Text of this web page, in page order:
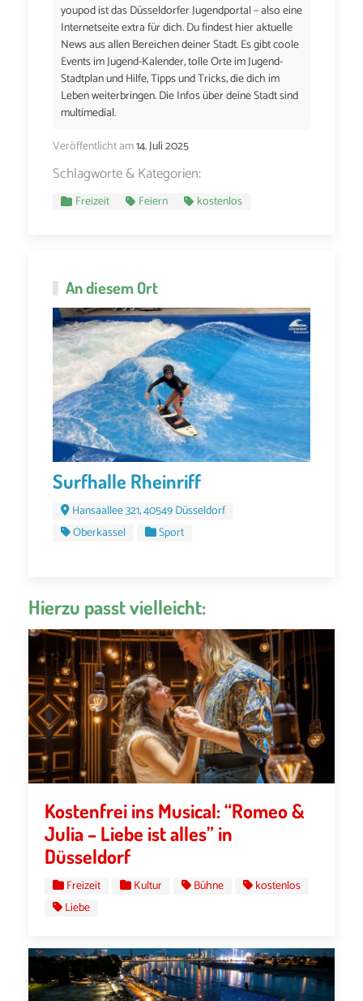
youpod ist das Düsseldorfer Jugendportal – also eine
Internetseite extra für dich. Du findest hier aktuelle
News aus allen Bereichen deiner Stadt. Es gibt coole
Events im Jugend-Kalender, tolle Orte im Jugend-
Stadtplan und Hilfe, Tipps und Tricks, die dich im
Leben weiterbringen. Die Infos über deine Stadt sind
multimedial.
Veröffentlicht am14. Juli 2025
Schlagworte & Kategorien:
Freizeit Feiern kostenlos
An diesem Ort
Surfhalle Rheinriff
Hansaallee 321, 40549 Düsseldorf
Oberkassel
Sport
Hierzu passt vielleicht:
Kostenfrei ins Musical: “Romeo &
Julia – Liebe ist alles” in
Düsseldorf
Freizeit Kultur Bühne
kostenlos
Liebe